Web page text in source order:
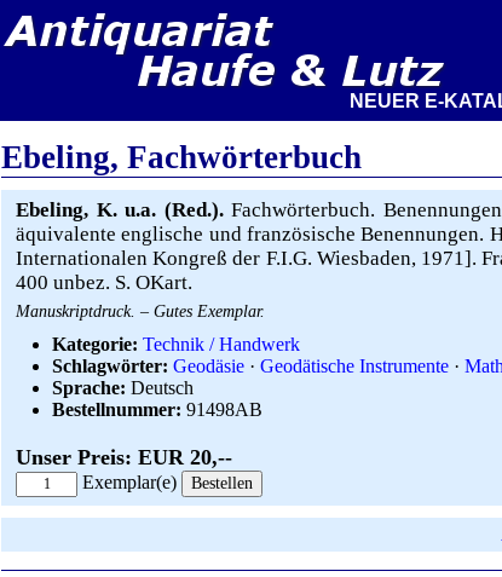
NEUER E-
Ebeling, Fachwörterbuch
Ebeling, K. u.a. (Red.).Fachwörterbuch.
äquivalente englische und französische Benennungen.
Internationalen Kongreß der F.I.G. Wiesbaden, 1971].
400 unbez. S. OKart.
Manuskriptdruck. – Gutes Exemplar.
Kategorie: Technik / Handwerk
Schlagwörter: Geodäsie · Geodätische Instrumente ·
Sprache: Deutsch
Bestellnummer: 91498AB
Unser Preis: EUR 20,--
Exemplar(e)